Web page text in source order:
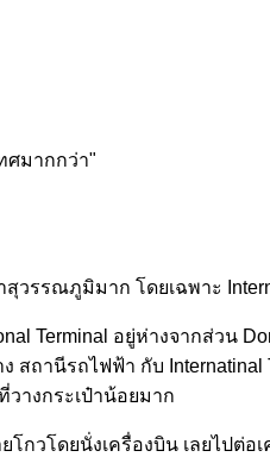
ศมากกว่า"
วรรณภูมิมาก โดยเฉพาะ
Terminal อยู่ห่างจากส่วน
สถานีรถไฟฟ้า กับ Internatinal
างกระเป๋าน้อยมาก
ยโกวโดยนั่งเครื่องบิน เลยไปต่